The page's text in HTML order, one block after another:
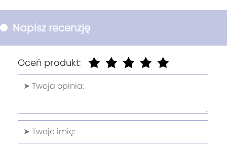
Napisz recenzję
Oceń produkt: